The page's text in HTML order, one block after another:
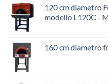
120 cm diametro
modello L120C -
160 cm diametro